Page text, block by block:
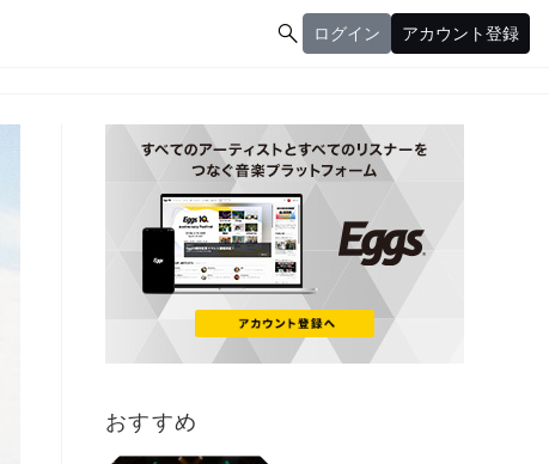
 ログイン アカウント登録
アカウント登録
おすすめ